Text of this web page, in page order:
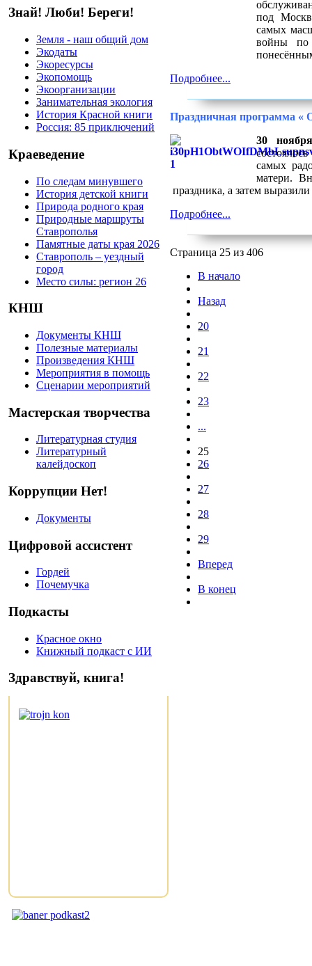
Знай! Люби! Береги!
Земля - наш общий дом
Экодаты
Экоресурсы
Экопомощь
Экоорганизации
Занимательная экология
История Красной книги
Россия: 85 приключений
Краеведение
По следам минувшего
История детской книги
Природа родного края
Природные маршруты
Ставрополья
Памятные даты края 2026
Ставрополь – уездный
город
Место силы: регион 26
КНШ
Документы КНШ
Полезные материалы
Произведения КНШ
Мероприятия в помощь
Сценарии мероприятий
Мастерская творчества
Литературная студия
Литературный
калейдоскоп
Коррупции Нет!
Документы
Цифровой ассистент
Гордей
Почемучка
Подкасты
Красное окно
Книжный подкаст с ИИ
Здравствуй, книга!
под
самых
войны по
Подробнее...
Праздничная программа «
30
ноября
самых
матери.
праздника, а затем
Подробнее...
Страница 25 из 406
В начало
Назад
20
21
22
23
...
25
26
27
28
29
Вперед
В конец